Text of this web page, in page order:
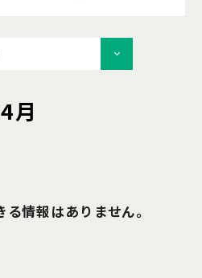
月
情報はありません。